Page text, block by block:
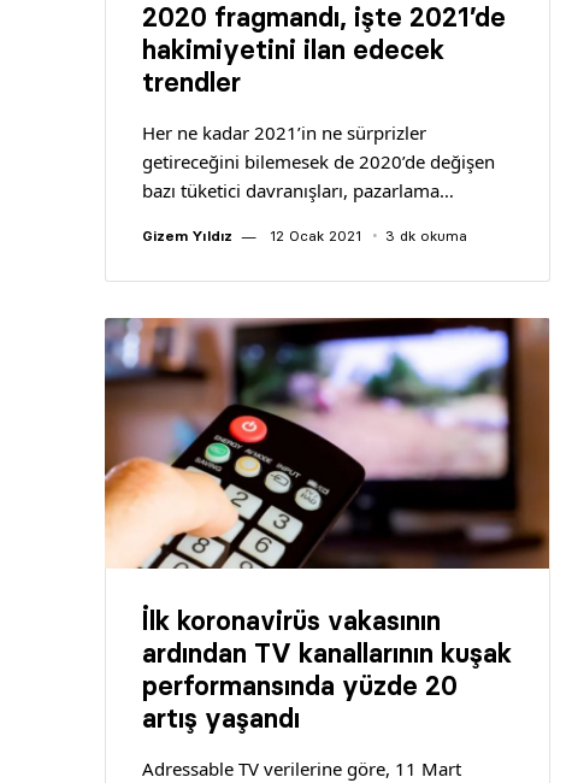
2020 fragmandı, işte 2021’de
hakimiyetini ilan edecek
trendler
Her ne kadar 2021’in ne sürprizler
getireceğini bilemesek de 2020’de değişen
bazı tüketici davranışları, pazarlama…
Gizem Yıldız 12 Ocak 2021 3 dk okuma
İlk koronavirüs vakasının
ardından TV kanallarının kuşak
performansında yüzde 20
artış yaşandı
Adressable TV verilerine göre, 11 Mart